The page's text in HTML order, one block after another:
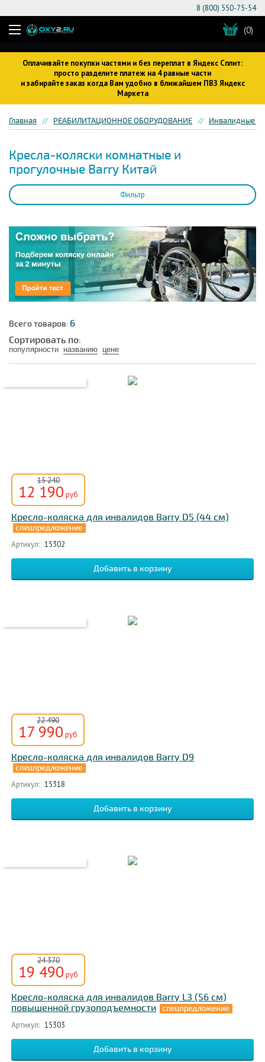
Оплачивайте покупки частями и без переплат в Яндекс Сплит:
просто разделите платеж на 4 равные части
и забирайте заказ когда Вам удобно в ближайшем ПВЗ Яндекс
Маркета
8 (800) 550-75-54
(0)
Главная РЕАБИЛИТАЦИОННОЕ ОБОРУДОВАНИЕ Инвалидные
Кресла-коляски комнатные и
прогулочные Barry Китай
Фильтр
Всего товаров: 6
Сортировать по:
популярности названию цене
15 240
12 190 руб
Кресло-коляска для инвалидов Barry D5 (44 см)
Артикул: 15302
22 490
17 990 руб
Кресло-коляска для инвалидов Barry D9
Артикул: 15318
24 370
19 490 руб
Кресло-коляска для инвалидов Barry L3 (56 см)
повышенной грузоподъемности
Артикул: 15303